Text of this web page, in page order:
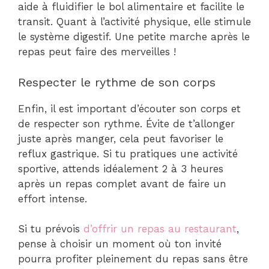
aide à fluidifier le bol alimentaire et facilite le
transit. Quant à l’activité physique, elle stimule
le système digestif. Une petite marche après le
repas peut faire des merveilles !
Respecter le rythme de son corps
Enfin, il est important d’écouter son corps et
de respecter son rythme. Évite de t’allonger
juste après manger, cela peut favoriser le
reflux gastrique. Si tu pratiques une activité
sportive, attends idéalement 2 à 3 heures
après un repas complet avant de faire un
effort intense.
Si tu prévois d’offrir un repas au restaurant,
pense à choisir un moment où ton invité
pourra profiter pleinement du repas sans être